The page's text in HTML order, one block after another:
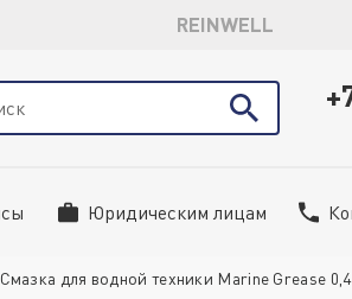
REINWELL
Юридическим лицам
для водной техники Marine Grease 0,4